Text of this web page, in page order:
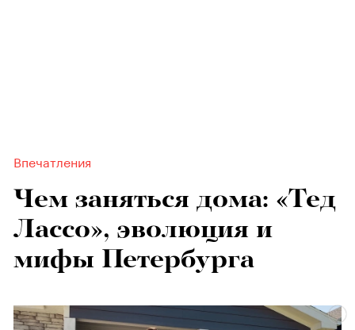
Впечатления
Чем заняться дома: «Тед
Лассо», эволюция и
мифы Петербурга